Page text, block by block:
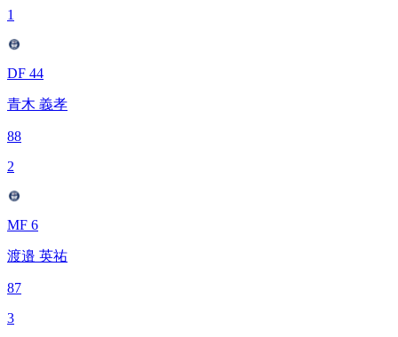
1
DF 44
青木 義孝
88
2
MF 6
渡邉 英祐
87
3